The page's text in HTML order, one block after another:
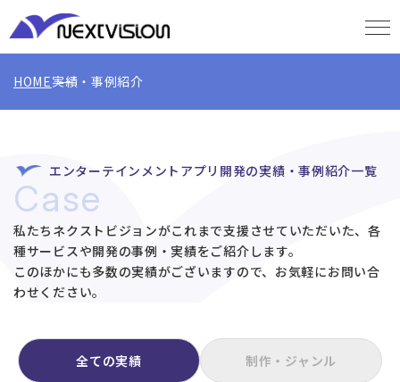
HOME実績・事例紹介
エンターテインメントアプリ開発の実績・事例紹介一覧
Case
私たちネクストビジョンがこれまで支援させていただいた、各
種サービスや開発の事例・実績をご紹介します。
このほかにも多数の実績がございますので、お気軽にお問い合
わせください。
全ての実績 制作・ジャンル